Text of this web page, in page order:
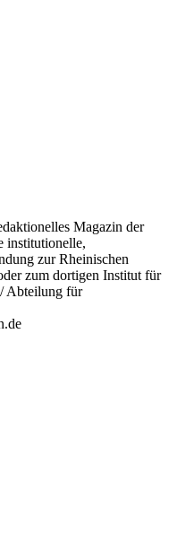
Magazin der
institutionelle,
zur Rheinischen
zum dortigen Institut für
Abteilung für